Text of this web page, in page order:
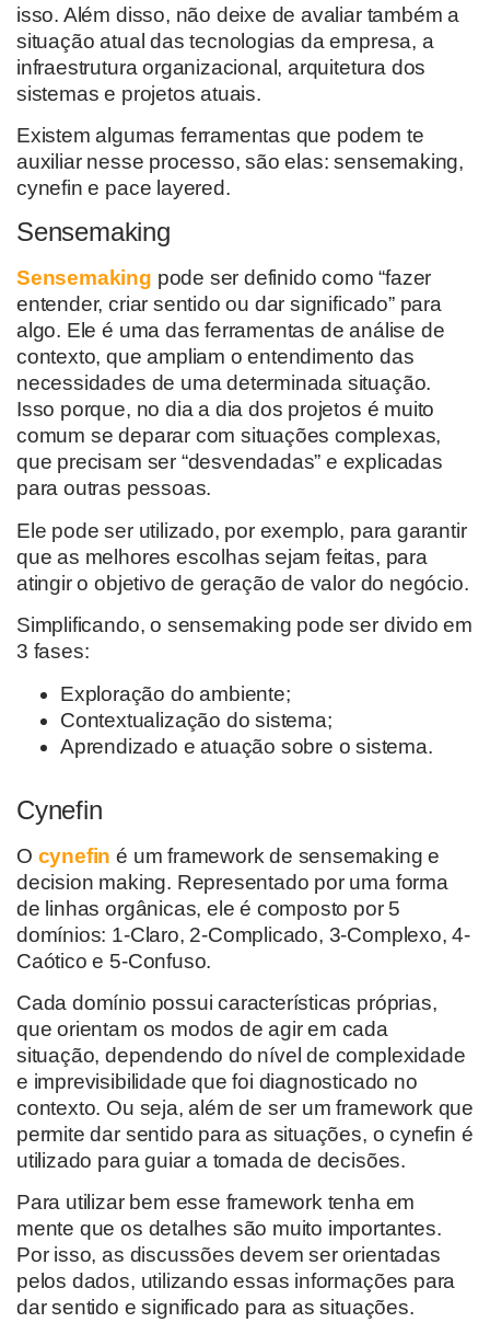
isso. Além disso, não deixe de avaliar também a
situação atual das tecnologias da empresa, a
infraestrutura organizacional, arquitetura dos
sistemas e projetos atuais.
Existem algumas ferramentas que podem te
auxiliar nesse processo, são elas: sensemaking,
cynefin e pace layered.
Sensemaking
Sensemaking pode ser definido como “fazer
entender, criar sentido ou dar significado” para
algo. Ele é uma das ferramentas de análise de
contexto, que ampliam o entendimento das
necessidades de uma determinada situação.
Isso porque, no dia a dia dos projetos é muito
comum se deparar com situações complexas,
que precisam ser “desvendadas” e explicadas
para outras pessoas.
Ele pode ser utilizado, por exemplo, para garantir
que as melhores escolhas sejam feitas, para
atingir o objetivo de geração de valor do negócio.
Simplificando, o sensemaking pode ser divido em
3 fases:
Exploração do ambiente;
Contextualização do sistema;
Aprendizado e atuação sobre o sistema.
Cynefin
O cynefin é um framework de sensemaking e
decision making. Representado por uma forma
de linhas orgânicas, ele é composto por 5
domínios: 1-Claro, 2-Complicado, 3-Complexo, 4-
Caótico e 5-Confuso.
Cada domínio possui características próprias,
que orientam os modos de agir em cada
situação, dependendo do nível de complexidade
e imprevisibilidade que foi diagnosticado no
contexto. Ou seja, além de ser um framework que
permite dar sentido para as situações, o cynefin é
utilizado para guiar a tomada de decisões.
Para utilizar bem esse framework tenha em
mente que os detalhes são muito importantes.
Por isso, as discussões devem ser orientadas
pelos dados, utilizando essas informações para
dar sentido e significado para as situações.